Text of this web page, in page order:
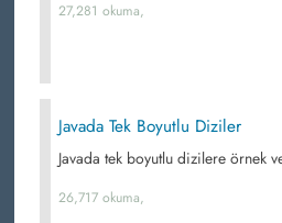
27,281 okuma,
Javada Tek Boyutlu Diziler
Javada tek boyutlu dizilere örnek
26,717 okuma,